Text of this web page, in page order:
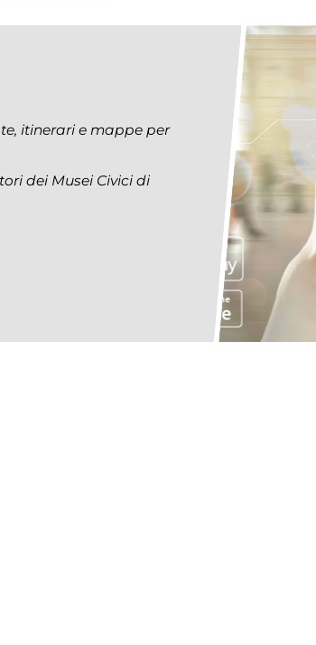
itinerari e mappe per
dei Musei Civici di